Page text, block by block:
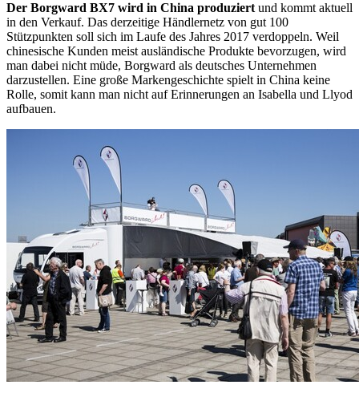
Der Borgward BX7 wird in China produziert und kommt aktuell
in den Verkauf. Das derzeitige Händlernetz von gut 100
Stützpunkten soll sich im Laufe des Jahres 2017 verdoppeln. Weil
chinesische Kunden meist ausländische Produkte bevorzugen, wird
man dabei nicht müde, Borgward als deutsches Unternehmen
darzustellen. Eine große Markengeschichte spielt in China keine
Rolle, somit kann man nicht auf Erinnerungen an Isabella und Llyod
aufbauen.